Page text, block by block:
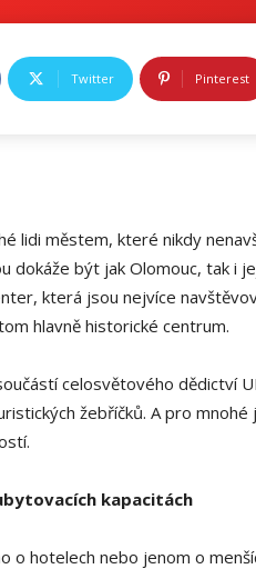
Twitter Pinterest
lidi městem, které nikdy
dokáže být jak Olomouc, tak i
která jsou nejvíce
hlavně historické centrum.
celosvětového dědictví
žebříčků. A pro
kapacitách
o hotelech nebo jenom o